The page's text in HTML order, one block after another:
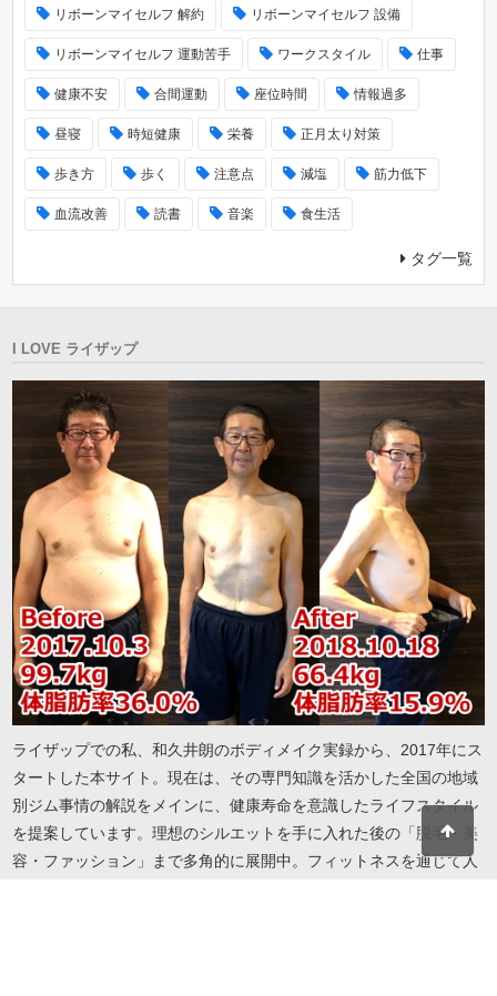
リボーンマイセルフ 解約 リボーンマイセルフ 設備
リボーンマイセルフ 運動苦手 ワークスタイル 仕事
健康不安 合間運動 座位時間 情報過多
昼寝 時短健康 栄養 正月太り対策
歩き方 歩く 注意点 減塩 筋力低下
血流改善 読書 音楽 食生活
タグ一覧
I LOVE ライザップ
ライザップでの私、和久井朗のボディメイク実録から、2017年にス
タートした本サイト。現在は、その専門知識を活かした全国の地域
別ジム事情の解説をメインに、健康寿命を意識したライフスタイル
を提案しています。理想のシルエットを手に入れた後の「脱毛・美
容・ファッション」まで多角的に展開中。フィットネスを通じて人